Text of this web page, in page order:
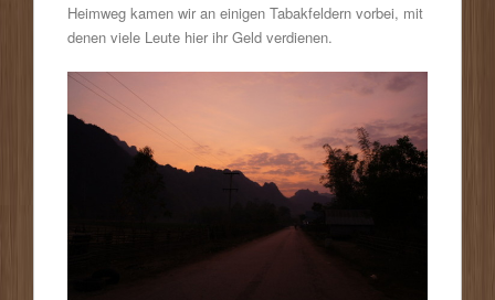
Heimweg kamen wir an einigen Tabakfeldern vorbei, mit
denen viele Leute hier ihr Geld verdienen.